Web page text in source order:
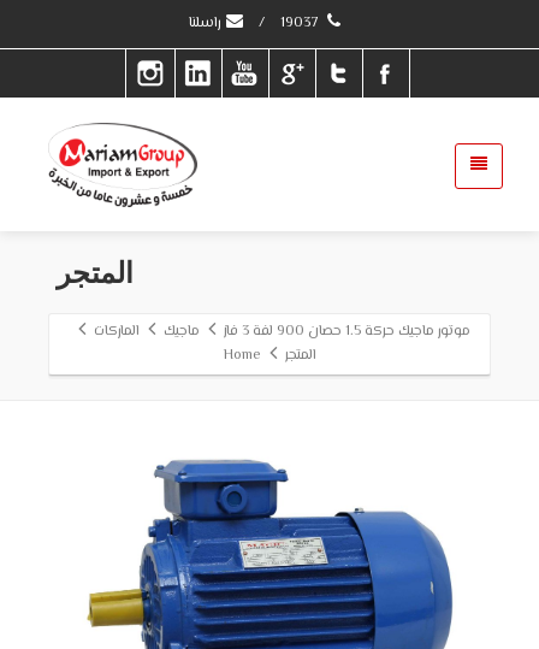
/ راسلنا
المتجر
موتور ماجيك حركة 1.5 حصان 900 لفة 3 فاز ماجيك
الماركات
المتجر
Home